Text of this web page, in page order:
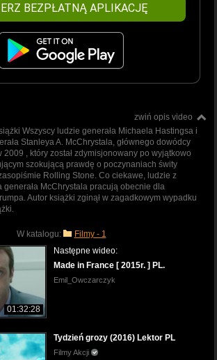
BEZPŁATNĄ APLIKACJĘ
zwiń opis video
Wszyscy ludzie generała Michaela Hastingsa i
Stanleya A. McChrystala, głównego dowódcy
2009 , który został zdymisjonowany po wyjątkowo
szokującą prawdę o poczynaniach świty
Rolling Stone. Co ciekawe, ludzie z
McChrystala pracują obecnie dla
Autor książki zginął w zagadkowym wypadku
W katalogu: Filmy - 1
01:32:28
Następne wideo:
Made in France [ 2015r. ] PL.
Emil_Owczarczyk
Tydzień grozy (2016) Lektor PL
Filmy Akcji